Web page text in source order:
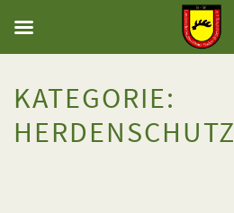
KATEGORIE:
HERDENSCHUTZ